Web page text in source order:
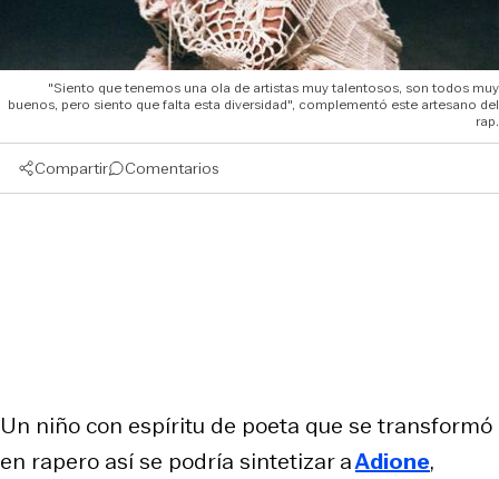
"Siento que tenemos una ola de artistas muy talentosos, son todos muy
buenos, pero siento que falta esta diversidad", complementó este artesano del
rap.
Compartir Comentarios
Un niño con espíritu de poeta que se transformó
en rapero así se podría sintetizar aAdione,